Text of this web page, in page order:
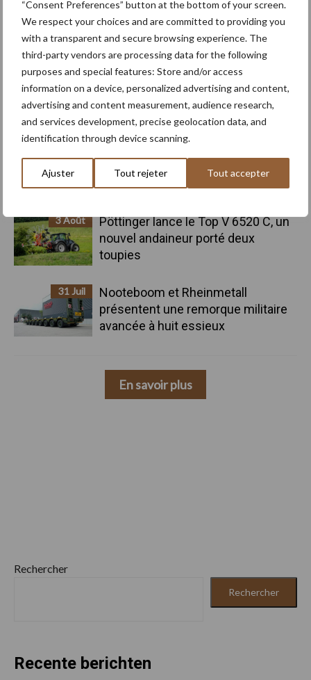
“Consent Preferences” button at the bottom of your screen.
We respect your choices and are committed to providing you
with a transparent and secure browsing experience. The
third-party vendors are processing data for the following
purposes and special features: Store and/or access
information on a device, personalized advertising and content,
advertising and content measurement, audience research,
and services development, precise geolocation data, and
identification through device scanning.
Ajuster Tout rejeter Tout accepter
principale
5 Août
Le premier Kverneland Optima SX
Geoforce de Wallonie chez JCO
Lapraille
4 Août
Mercedes-Benz Trucks présente
une gamme complète pour les
opérations sur chantiers
Le Strator, un nouveau camion à
capot pour le marché européen
3 Août
Pöttinger lance le Top V 6520 C, un
nouvel andaineur porté deux
toupies
31 Juil
Nooteboom et Rheinmetall
présentent une remorque militaire
avancée à huit essieux
En savoir plus
Rechercher
Rechercher
Recente berichten